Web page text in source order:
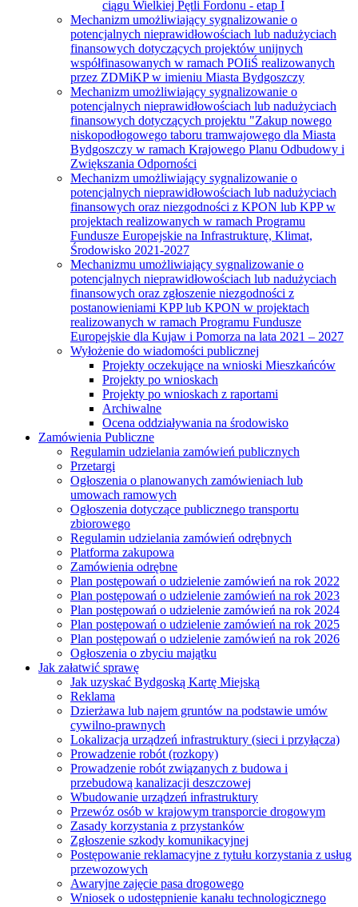
ciągu Wielkiej Pętli Fordonu - etap I
Mechanizm umożliwiający sygnalizowanie o
potencjalnych nieprawidłowościach lub nadużyciach
finansowych dotyczących projektów unijnych
współfinasowanych w ramach POIiŚ realizowanych
przez ZDMiKP w imieniu Miasta Bydgoszczy
Mechanizm umożliwiający sygnalizowanie o
potencjalnych nieprawidłowościach lub nadużyciach
finansowych dotyczących projektu "Zakup nowego
niskopodłogowego taboru tramwajowego dla Miasta
Bydgoszczy w ramach Krajowego Planu Odbudowy i
Zwiększania Odporności
Mechanizm umożliwiający sygnalizowanie o
potencjalnych nieprawidłowościach lub nadużyciach
finansowych oraz niezgodności z KPON lub KPP w
projektach realizowanych w ramach Programu
Fundusze Europejskie na Infrastrukturę, Klimat,
Środowisko 2021-2027
Mechanizmu umożliwiający sygnalizowanie o
potencjalnych nieprawidłowościach lub nadużyciach
finansowych oraz zgłoszenie niezgodności z
postanowieniami KPP lub KPON w projektach
realizowanych w ramach Programu Fundusze
Europejskie dla Kujaw i Pomorza na lata 2021 – 2027
Wyłożenie do wiadomości publicznej
Projekty oczekujące na wnioski Mieszkańców
Projekty po wnioskach
Projekty po wnioskach z raportami
Archiwalne
Ocena oddziaływania na środowisko
Zamówienia Publiczne
Regulamin udzielania zamówień publicznych
Przetargi
Ogłoszenia o planowanych zamówieniach lub
umowach ramowych
Ogłoszenia dotyczące publicznego transportu
zbiorowego
Regulamin udzielania zamówień odrębnych
Platforma zakupowa
Zamówienia odrębne
Plan postępowań o udzielenie zamówień na rok 2022
Plan postępowań o udzielenie zamówień na rok 2023
Plan postępowań o udzielenie zamówień na rok 2024
Plan postępowań o udzielenie zamówień na rok 2025
Plan postępowań o udzielenie zamówień na rok 2026
Ogłoszenia o zbyciu majątku
Jak załatwić sprawę
Jak uzyskać Bydgoską Kartę Miejską
Reklama
Dzierżawa lub najem gruntów na podstawie umów
cywilno-prawnych
Lokalizacja urządzeń infrastruktury (sieci i przyłącza)
Prowadzenie robót (rozkopy)
Prowadzenie robót związanych z budowa i
przebudową kanalizacji deszczowej
Wbudowanie urządzeń infrastruktury
Przewóz osób w krajowym transporcie drogowym
Zasady korzystania z przystanków
Zgłoszenie szkody komunikacyjnej
Postępowanie reklamacyjne z tytułu korzystania z usług
przewozowych
Awaryjne zajęcie pasa drogowego
Wniosek o udostępnienie kanału technologicznego